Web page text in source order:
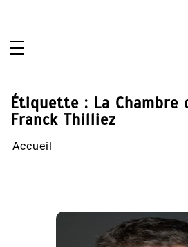
Étiquette : La Chambre
Franck Thilliez
Accueil